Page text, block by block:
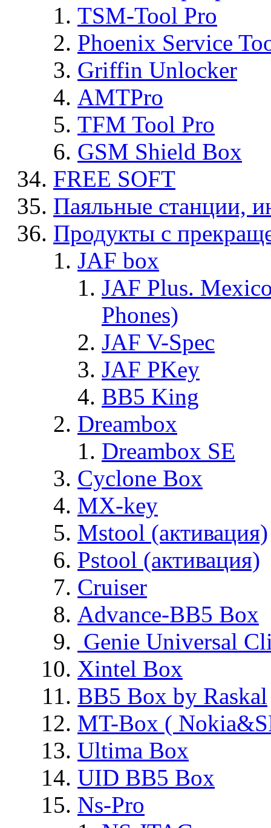
TSM-Tool Pro
Phoenix Service
Griffin Unlocker
AMTPro
TFM Tool Pro
GSM Shield Box
FREE SOFT
Паяльные станции,
Продукты с
JAF box
JAF Plus.
Phones)
JAF V-Spec
JAF PKey
BB5 King
Dreambox
Dreambox SE
Cyclone Box
MX-key
Mstool (активация)
Pstool (активация)
Cruiser
Advance-BB5 Box
Genie Universal
Xintel Box
BB5 Box by Raskal
MT-Box (
Ultima Box
UID BB5 Box
Ns-Pro